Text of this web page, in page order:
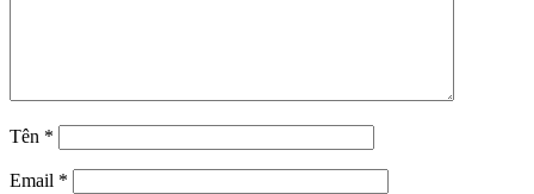
Tên *
Email *